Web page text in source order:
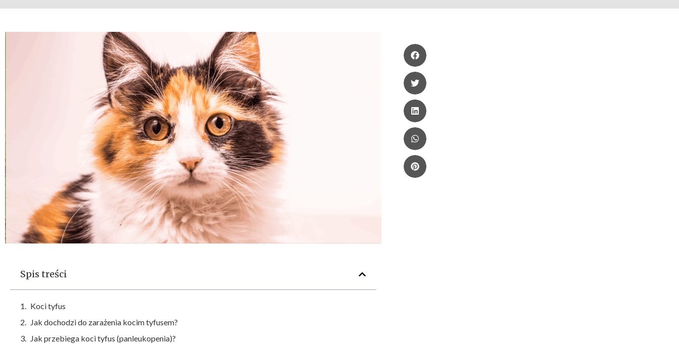
Spis treści
Koci tyfus
Jak dochodzi do zarażenia kocim tyfusem?
Jak przebiega koci tyfus (panleukopenia)?